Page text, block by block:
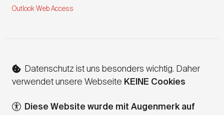
Outlook Web Access
Datenschutz ist uns besonders wichtig. Daher
verwendet unsere Webseite KEINE Cookies
Diese Website wurde mit Augenmerk auf